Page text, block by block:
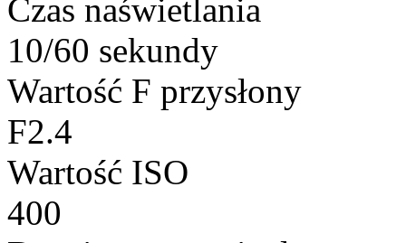
Czas naświetlania
10/60 sekundy
Wartość F przysłony
F2.4
Wartość ISO
400